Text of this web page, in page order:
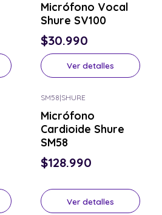
Micrófono Vocal
Shure SV100
$30.990
Ver detalles
SM58|SHURE
Micrófono
Cardioide Shure
SM58
$128.990
Ver detalles